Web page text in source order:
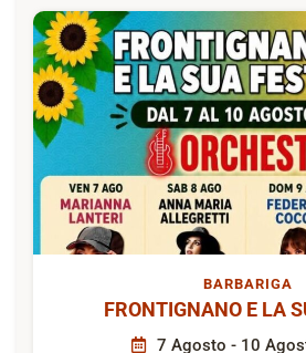
BARBARIGA
FRONTIGNANO E LA
7 Agosto - 10